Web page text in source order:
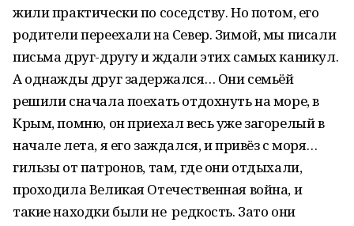
жили практически по соседству. Но потом, его
родители переехали на Север. Зимой, мы писали
письма друг-другу и ждали этих самых каникул.
А однажды друг задержался… Они семьёй
решили сначала поехать отдохнуть на море, в
Крым, помню, он приехал весь уже загорелый в
начале лета, я его заждался, и привёз с моря…
гильзы от патронов, там, где они отдыхали,
проходила Великая Отечественная война, и
такие находки были не редкость. Зато они